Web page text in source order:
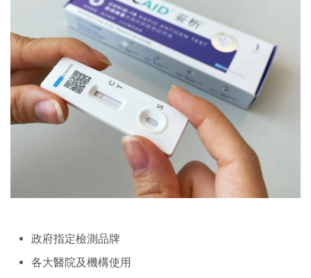
政府指定檢測品牌
各大醫院及機構使用